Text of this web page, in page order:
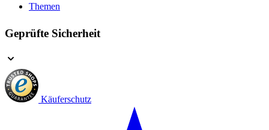
Themen
Geprüfte Sicherheit
Käuferschutz